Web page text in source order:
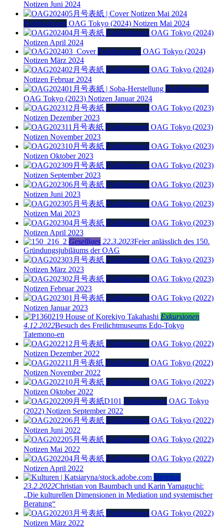
Notizen Juni 2024
Publikationen OAG Tokyo (2024) Notizen Mai 2024
Publikationen OAG Tokyo (2024)
Notizen April 2024
Publikationen OAG Tokyo (2024)
Notizen März 2024
Publikationen OAG Tokyo (2024)
Notizen Februar 2024
Publikationen
OAG Tokyo (2023) Notizen Januar 2024
Publikationen OAG Tokyo (2023)
Notizen Dezember 2023
Publikationen OAG Tokyo (2023)
Notizen November 2023
Publikationen OAG Tokyo (2023)
Notizen Oktober 2023
Publikationen OAG Tokyo (2023)
Notizen September 2023
Publikationen OAG Tokyo (2023)
Notizen Juni 2023
Publikationen OAG Tokyo (2023)
Notizen Mai 2023
Publikationen OAG Tokyo (2023)
Notizen April 2023
Geselliges 22.3.2023Feier anlässlich des 150.
Gründungsjubiläums der OAG
Publikationen OAG Tokyo (2023)
Notizen März 2023
Publikationen OAG Tokyo (2023)
Notizen Februar 2023
Publikationen OAG Tokyo (2022)
Notizen Januar 2023
Exkursionen
4.12.2022Besuch des Freilichtmuseums Edo-Tokyo
Tatemono-en
Publikationen OAG Tokyo (2022)
Notizen Dezember 2022
Publikationen OAG Tokyo (2022)
Notizen November 2022
Publikationen OAG Tokyo (2022)
Notizen Oktober 2022
Publikationen OAG Tokyo
(2022) Notizen September 2022
Publikationen OAG Tokyo (2022)
Notizen Juni 2022
Publikationen OAG Tokyo (2022)
Notizen Mai 2022
Publikationen OAG Tokyo (2022)
Notizen April 2022
Vorträge
23.2.2022Christian von Baumbach und Karin Yamaguchi:
„Die kulturellen Dimensionen in Mediation und systemischer
Beratung“
Publikationen OAG Tokyo (2022)
Notizen März 2022